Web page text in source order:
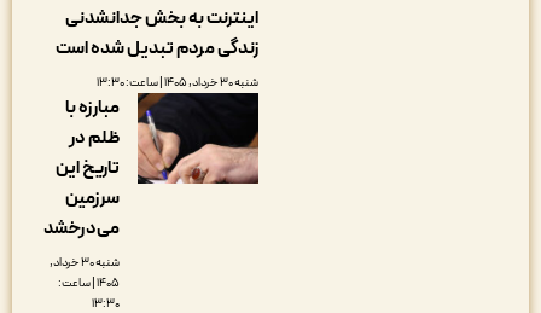
اینترنت به بخش جدانشدنی
زندگی مردم تبدیل شده است
مبارزه با
ظلم در
تاریخ این
سرزمین
می‌درخشد
شنبه ۳۰ خرداد,
۱۴۰۵ | ساعت: